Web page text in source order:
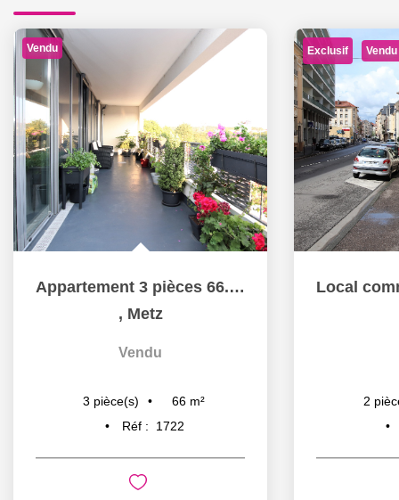
Vendu
Appartement 3 pièces 66.10 m² Loggia Garage à vendre à...
, Metz
Vendu
3 pièce(s) 66 m²
Réf :
1722
Exclusif Vendu
2